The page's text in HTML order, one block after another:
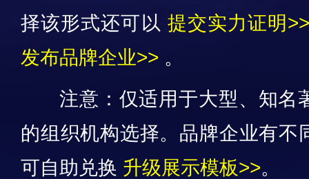
择该形式还可以 提交实力证明
发布品牌企业>> 。
注意：仅适用于大型、知名
的组织机构选择。 品牌企业有不
可自助兑换 升级展示模板>>。